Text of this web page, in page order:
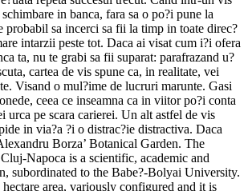
in banca, fara sa o po?i pune la
probabil sa incerci sa fii la timp in toate direc?
intarzii peste tot. Daca ai visat cum i?i ofera
ta, nu te grabi sa fii suparat: parafrazand u?
cartea de vis spune ca, in realitate, vei
Visand o mul?ime de lucruri marunte. Gasi
ceea ce inseamna ca in viitor po?i conta
urca pe scara carierei. Un alt astfel de vis
in via?a ?i o distrac?ie distractiva. Daca
Borza’ Botanical Garden. The
Napoca is a scientific, academic and
subordinated to the Babe?-Bolyai University.
area, variously configured and it is